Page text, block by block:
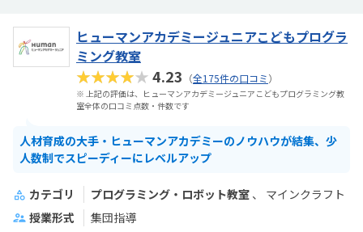
ヒューマンアカデミージュニアこどもプログラ
ミング教室
★★★★★4.23 （全175件の口コミ）
※ 上記の評価は、ヒューマンアカデミージュニアこどもプログラミング教
室全体の口コミ点数・件数です
人材育成の大手・ヒューマンアカデミーのノウハウが結集、少
人数制でスピーディーにレベルアップ
カテゴリ プログラミング・ロボット教室
マインクラフト
授業形式
集団指導